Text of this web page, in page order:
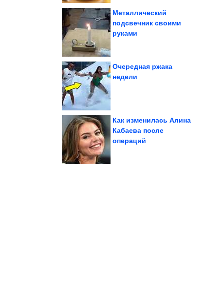
Металлический
подсвечник своими
руками
Очередная ржака
недели
Согласны со мной?
Как изменилась Алина
Кабаева после
операций